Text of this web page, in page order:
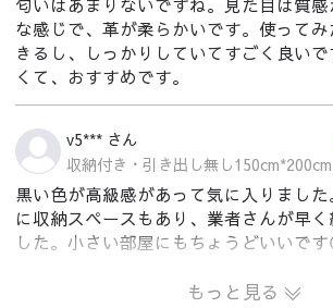
匂いはあまりないですね。見た目は質
な感じで、革が柔らかいです。使って
きるし、しっかりしていてすごく良い
くて、おすすめです。
v5*** さん
収納付き・引き出し無し
黒い色が高級感があって気に入りまし
に収納スペースもあり、業者さんが早
した。小さい部屋にもちょうどいいで
もっと見る